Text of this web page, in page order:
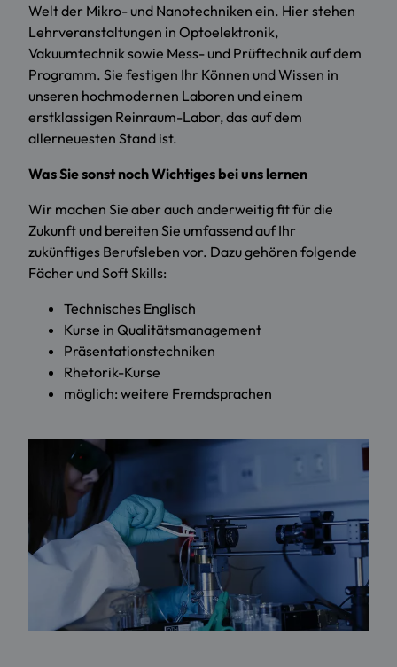
Welt der Mikro- und Nanotechniken ein. Hier stehen
Lehrveranstaltungen in Optoelektronik,
Vakuumtechnik sowie Mess- und Prüftechnik auf dem
Programm. Sie festigen Ihr Können und Wissen in
unseren hochmodernen Laboren und einem
erstklassigen Reinraum-Labor, das auf dem
allerneuesten Stand ist.
Was Sie sonst noch Wichtiges bei uns lernen
Wir machen Sie aber auch anderweitig fit für die
Zukunft und bereiten Sie umfassend auf Ihr
zukünftiges Berufsleben vor. Dazu gehören folgende
Fächer und Soft Skills:
Technisches Englisch
Kurse in Qualitätsmanagement
Präsentationstechniken
Rhetorik-Kurse
möglich: weitere Fremdsprachen